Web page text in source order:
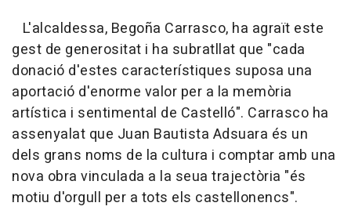
L'alcaldessa, Begoña Carrasco, ha agraït este
gest de generositat i ha subratllat que "cada
donació d'estes característiques suposa una
aportació d'enorme valor per a la memòria
artística i sentimental de Castelló". Carrasco ha
assenyalat que Juan Bautista Adsuara és un
dels grans noms de la cultura i comptar amb una
nova obra vinculada a la seua trajectòria "és
motiu d'orgull per a tots els castellonencs".